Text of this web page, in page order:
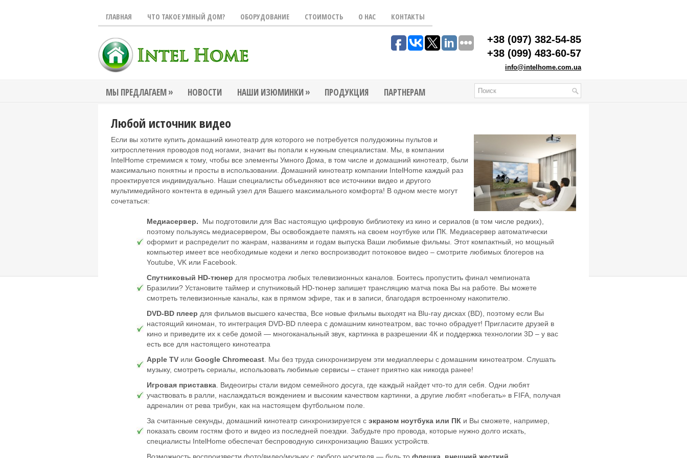
ГЛАВНАЯ ЧТО ТАКОЕ УМНЫЙ ДОМ? ОБОРУДОВАНИЕ СТОИМОСТЬ О НАС КОНТАКТЫ
+38 (097) 382-54-85
+38 (099) 483-60-57
info@intelhome.com.ua
МЫ ПРЕДЛАГАЕМ» НОВОСТИ НАШИ ИЗЮМИНКИ» ПРОДУКЦИЯ ПАРТНЕРАМ
Любой источник видео
Если вы хотите купить домашний кинотеатр для которого не потребуется полудюжины пультов и
хитросплетения проводов под ногами, значит вы попали к нужным специалистам. Мы, в компании
IntelHome стремимся к тому, чтобы все элементы Умного Дома, в том числе и домашний кинотеатр, были
максимально понятны и просты в использовании. Домашний кинотеатр компании IntelHome каждый раз
проектируется индивидуально. Наши специалисты объединяют все источники видео и другого
мультимедийного контента в единый узел для Вашего максимального комфорта! В одном месте могут
сочетаться:
Медиасервер. Мы подготовили для Вас настоящую цифровую библиотеку из кино и сериалов (в том числе редких),
поэтому пользуясь медиасервером, Вы освобождаете память на своем ноутбуке или ПК. Медиасервер автоматически
оформит и распределит по жанрам, названиям и годам выпуска Ваши любимые фильмы. Этот компактный, но мощный
компьютер имеет все необходимые кодеки и легко воспроизводит потоковое видео – смотрите любимых блогеров на
Youtube, VK или Facebook.
Спутниковый HD-тюнер для просмотра любых телевизионных каналов. Боитесь пропустить финал чемпионата
Бразилии? Установите таймер и спутниковый HD-тюнер запишет трансляцию матча пока Вы на работе. Вы можете
смотреть телевизионные каналы, как в прямом эфире, так и в записи, благодаря встроенному накопителю.
DVD-BD плеер для фильмов высшего качества, Все новые фильмы выходят на Blu-ray дисках (BD), поэтому если Вы
настоящий киноман, то интеграция DVD-BD плеера с домашним кинотеатром, вас точно обрадует! Пригласите друзей в
кино и приведите их к себе домой — многоканальный звук, картинка в разрешении 4К и поддержка технологии 3D – у вас
есть все для настоящего кинотеатра
Apple TV или Google Chromecast . Мы без труда синхронизируем эти медиаплееры с домашним кинотеатром. Слушать
музыку, смотреть сериалы, использовать любимые сервисы – станет приятно как никогда ранее!
Игровая приставка . Видеоигры стали видом семейного досуга, где каждый найдет что-то для себя. Одни любят
участвовать в ралли, наслаждаться вождением и высоким качеством картинки, а другие любят «побегать» в FIFA, получая
адреналин от рева трибун, как на настоящем футбольном поле.
За считанные секунды, домашний кинотеатр синхронизируется с экраном ноутбука или ПК и Вы сможете, например,
показать своим гостям фото и видео из последней поездки. Забудьте про провода, которые нужно долго искать,
специалисты IntelHome обеспечат беспроводную синхронизацию Ваших устройств.